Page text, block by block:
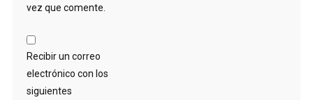
vez que comente.
Recibir un correo
electrónico con los
siguientes